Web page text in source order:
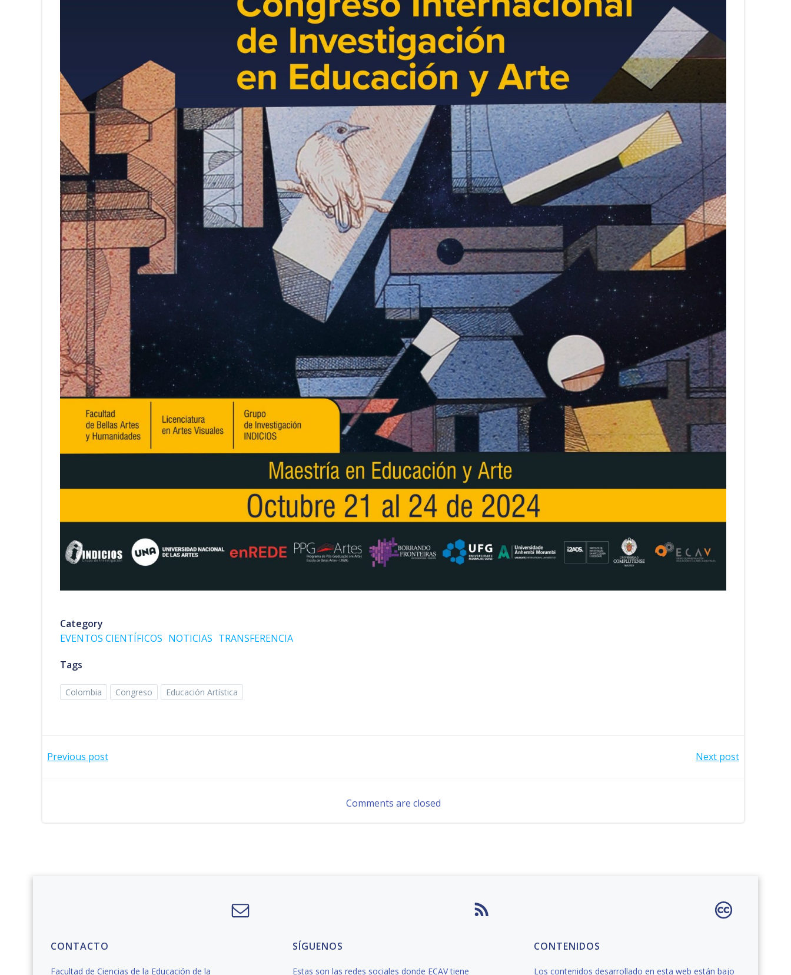
Category
EVENTOS CIENTÍFICOS NOTICIAS TRANSFERENCIA
Tags
Colombia Congreso Educación Artística
Navegación
Previous post
por
Next post
Comments are closed
CONTACTO
Facultad de Ciencias de la Educación de la
SÍGUENOS
Estas son las redes sociales donde ECAV tiene
CONTENIDOS
Los contenidos desarrollado en esta web están bajo